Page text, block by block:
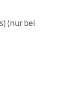
(nur bei